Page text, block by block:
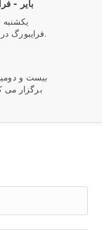
بایر -
فرایبورگ در چارچوب نهمین دوره رقابت‌های بوندسلیگای آلمان است.
بیست و
برگزار می